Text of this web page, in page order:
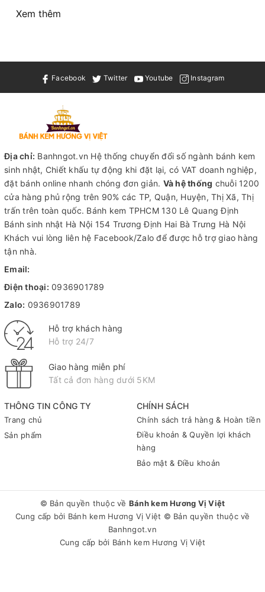
Xem thêm
Facebook Twitter Youtube Instagram
THÔNG TIN CÔNG TY
Trang chủ
Sản phẩm
CHÍNH SÁCH
Chính sách trả hàng & Hoàn tiền
Điều khoản & Quyền lợi khách
hàng
Bảo mật & Điều khoản
Địa chỉ: Banhngot.vn Hệ thống chuyển đổi số ngành bánh kem
sinh nhật, Chiết khấu tự động khi đặt lại, có VAT doanh nghiệp,
đặt bánh online nhanh chóng đơn giản. Và hệ thống chuỗi 1200
cửa hàng phủ rộng trên 90% các TP, Quận, Huyện, Thị Xã, Thị
trấn trên toàn quốc. Bánh kem TPHCM130 Lê Quang Định
Bánh sinh nhật Hà Nội 154 Trương Định Hai Bà Trưng Hà Nội
Khách vui lòng liên hệ Facebook/Zalo để được hỗ trợ giao hàng
tận nhà.
Email:
Điện thoại: 0936901789
Zalo: 0936901789
Hỗ trợ khách hàng
Hỗ trợ 24/7
Giao hàng miễn phí
Tất cả đơn hàng dưới 5KM
© Bản quyền thuộc về Bánh kem Hương Vị Việt
Cung cấp bởi Bánh kem Hương Vị Việt © Bản quyền thuộc về
Banhngot.vn
Cung cấp bởi Bánh kem Hương Vị Việt